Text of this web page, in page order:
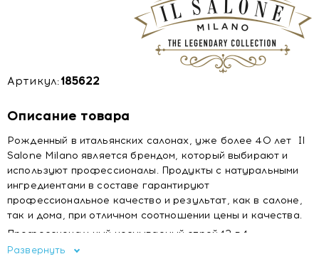
Артикул:185622
Описание товара
Рожденный в итальянских салонах, уже более 40 лет Il
Salone Milano является брендом, который выбирают и
используют профессионалы. Продукты с натуральными
ингредиентами в составе гарантируют
профессиональное качество и результат, как в салоне,
так и дома, при отличном соотношении цены и качества.
Профессиональный несмываемый спрей 12 в 1:
· термозащита до 230 °C;
Развернуть